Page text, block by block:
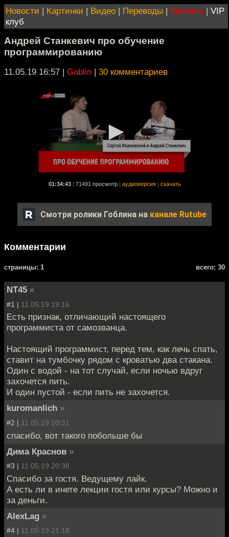
Новости | Картинки | Видео | Переводы | Магазин | VIP
клуб
Андрей Станкевич про обучение
программированию
11.05.19 16:57 | Goblin | 30 комментариев
01:34:43 71491 просмотр аудиоверсия скачать
Смотри ролики Гоблина на канале Rutube
Комментарии
cтраницы: 1 всего: 30
NT45 »
#1 | 11.05.19 19:16
Есть признак, отличающий настоящего
программиста от самозванца.
Настоящий программист, перед тем, как лечь спать,
ставит на тумбочку рядом с кроватью два стакана.
Один с водой - на тот случай, если ночью вдруг
захочется пить.
И один пустой - если пить не захочется.
kuromanlich »
#2 | 11.05.19 20:31
спасибо, вот такого побольше бы
Дима Краснов »
#3 | 11.05.19 20:38
Спасибо за гостя. Ведущему лайк.
А есть ли в инете лекции гостя или курсы? Можно и
за деньги.
AlexLag »
#4 | 11.05.19 21:18